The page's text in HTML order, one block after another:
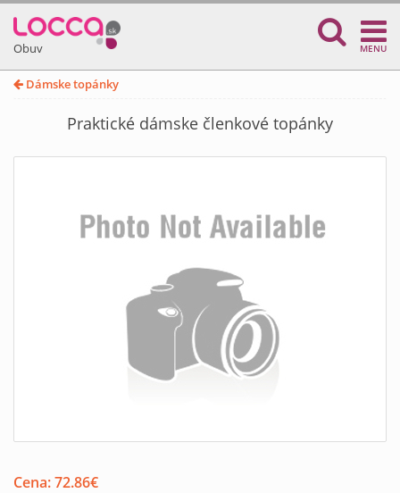
Obuv MENU
Dámske topánky
Praktické dámske členkové topánky
Cena:72.86€